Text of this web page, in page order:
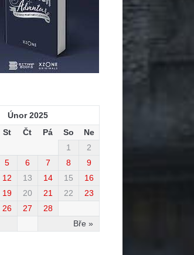
Únor 2025
St Čt Pá So Ne
Bře »
1
2
5 6 7 8
9
12 13 14 15
16
19 20 21 22
23
26 27 28